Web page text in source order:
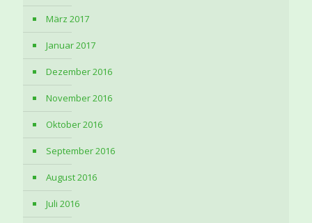
März 2017
Januar 2017
Dezember 2016
November 2016
Oktober 2016
September 2016
August 2016
Juli 2016